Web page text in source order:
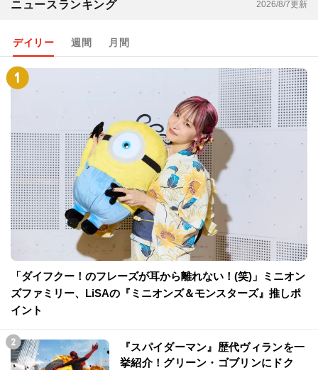
ニュースランキング 2026/8/7更新
デイリー 週間 月間
「ダイフクー！のフレーズが耳から離れない！(笑)」ミニオン
ズファミリー、LiSAの『ミニオンズ＆モンスターズ』推しポ
イント
『スパイダーマン』歴代ヴィランを一
挙紹介！グリーン・ゴブリンにドク